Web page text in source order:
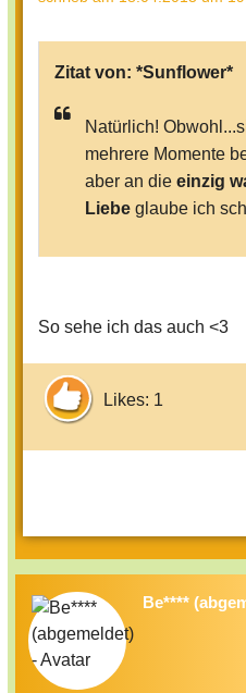
Zitat von: *Sunflower*
Natürlich!
mehrere Momente
aber an die einzig
Liebe glaube ich
So sehe ich das auch <3
Likes: 1
Be****